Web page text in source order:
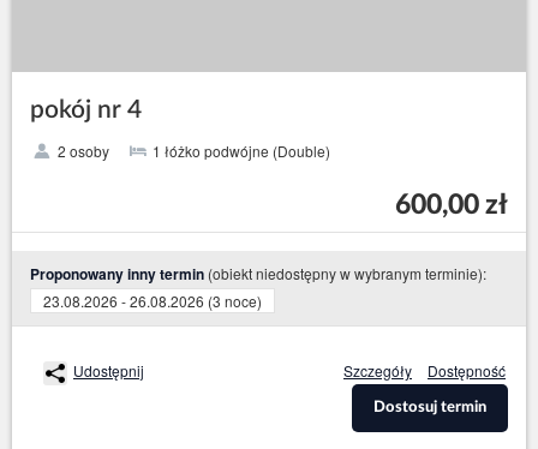
pokój nr 4
2 osoby 1 łóżko podwójne (Double)
600,00 zł
Proponowany inny termin (obiekt niedostępny w wybranym terminie):
23.08.2026 - 26.08.2026 (3 noce)
Udostępnij Szczegóły Dostępność
Dostosuj termin